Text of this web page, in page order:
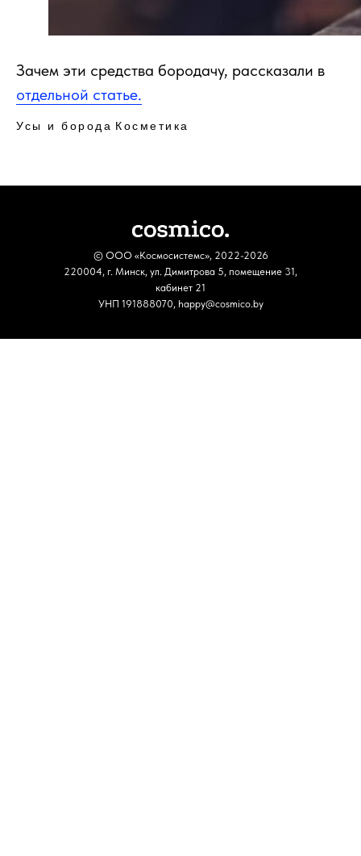
Зачем эти средства бородачу, рассказали в
отдельной статье.
Усы и борода Косметика
© ООО «Космосистемс», 2022-2026
220004, г. Минск, ул. Димитрова 5, помещение 31,
кабинет 21
УНП 191888070, happy@cosmico.by